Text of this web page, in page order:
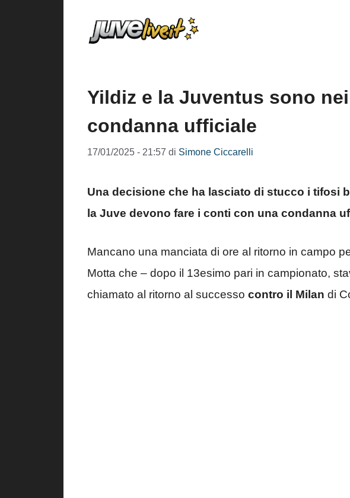
Yildiz e la Juventus sono
condanna ufficiale
17/01/2025 - 21:57 di Simone Ciccarelli
Una decisione che ha lasciato di stucco i tifosi
la Juve devono fare i conti con una condanna
Mancano una manciata di ore al ritorno in campo
Motta che – dopo il 13esimo pari in campionato,
chiamato al ritorno al successo contro il Milan di